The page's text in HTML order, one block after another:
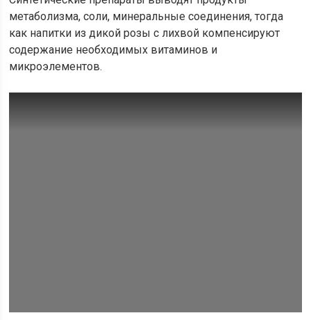
метаболизма, соли, минеральные соединения, тогда
как напитки из дикой розы с лихвой компенсируют
содержание необходимых витаминов и
микроэлементов.